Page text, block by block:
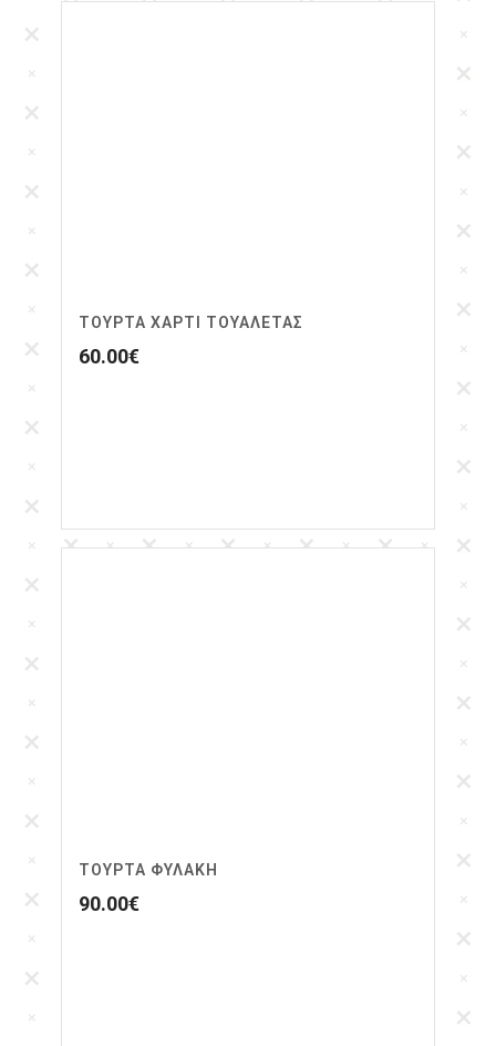
ΤΟΥΡΤΑ ΧΑΡΤΙ ΤΟΥΑΛΕΤΑΣ
60.00€
ΤΟΥΡΤΑ ΦΥΛΑΚΗ
90.00€